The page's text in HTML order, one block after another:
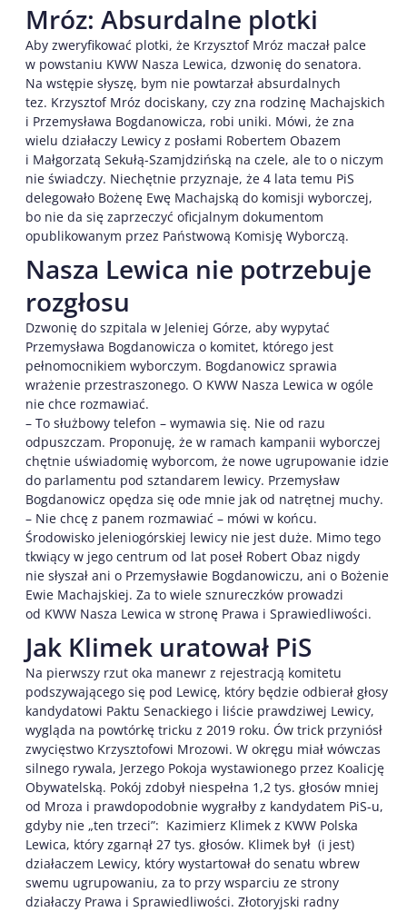
Mróz: Absurdalne plotki
Aby zweryfikować plotki, że Krzysztof Mróz maczał palce
w powstaniu KWW Nasza Lewica, dzwonię do senatora.
Na wstępie słyszę, bym nie powtarzał absurdalnych
tez. Krzysztof Mróz dociskany, czy zna rodzinę Machajskich
i Przemysława Bogdanowicza, robi uniki. Mówi, że zna
wielu działaczy Lewicy z posłami Robertem Obazem
i Małgorzatą Sekułą-Szamjdzińską na czele, ale to o niczym
nie świadczy. Niechętnie przyznaje, że 4 lata temu PiS
delegowało Bożenę Ewę Machajską do komisji wyborczej,
bo nie da się zaprzeczyć oficjalnym dokumentom
opublikowanym przez Państwową Komisję Wyborczą.
Nasza Lewica nie potrzebuje
rozgłosu
Dzwonię do szpitala w Jeleniej Górze, aby wypytać
Przemysława Bogdanowicza o komitet, którego jest
pełnomocnikiem wyborczym. Bogdanowicz sprawia
wrażenie przestraszonego. O KWW Nasza Lewica w ogóle
nie chce rozmawiać.
– To służbowy telefon – wymawia się. Nie od razu
odpuszczam. Proponuję, że w ramach kampanii wyborczej
chętnie uświadomię wyborcom, że nowe ugrupowanie idzie
do parlamentu pod sztandarem lewicy. Przemysław
Bogdanowicz opędza się ode mnie jak od natrętnej muchy.
– Nie chcę z panem rozmawiać – mówi w końcu.
Środowisko jeleniogórskiej lewicy nie jest duże. Mimo tego
tkwiący w jego centrum od lat poseł Robert Obaz nigdy
nie słyszał ani o Przemysławie Bogdanowiczu, ani o Bożenie
Ewie Machajskiej. Za to wiele sznureczków prowadzi
od KWW Nasza Lewica w stronę Prawa i Sprawiedliwości.
Jak Klimek uratował PiS
Na pierwszy rzut oka manewr z rejestracją komitetu
podszywającego się pod Lewicę, który będzie odbierał głosy
kandydatowi Paktu Senackiego i liście prawdziwej Lewicy,
wygląda na powtórkę tricku z 2019 roku. Ów trick przyniósł
zwycięstwo Krzysztofowi Mrozowi. W okręgu miał wówczas
silnego rywala, Jerzego Pokoja wystawionego przez Koalicję
Obywatelską. Pokój zdobył niespełna 1,2 tys. głosów mniej
od Mroza i prawdopodobnie wygrałby z kandydatem PiS-u,
gdyby nie „ten trzeci”: Kazimierz Klimek z KWW Polska
Lewica, który zgarnął 27 tys. głosów. Klimek był (i jest)
działaczem Lewicy, który wystartował do senatu wbrew
swemu ugrupowaniu, za to przy wsparciu ze strony
działaczy Prawa i Sprawiedliwości. Złotoryjski radny